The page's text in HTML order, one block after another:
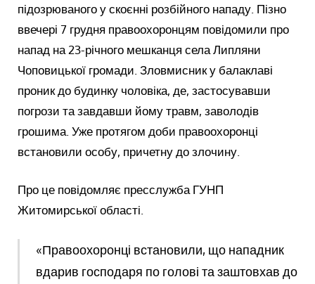
підозрюваного у скоєнні розбійного нападу. Пізно
ввечері 7 грудня правоохоронцям повідомили про
напад на 23-річного мешканця села Липляни
Чоповицької громади. Зловмисник у балаклаві
проник до будинку чоловіка, де, застосувавши
погрози та завдавши йому травм, заволодів
грошима. Уже протягом доби правоохоронці
встановили особу, причетну до злочину.
Про це повідомляє пресслужба ГУНП
Житомирської області.
«Правоохоронці встановили, що нападник
вдарив господаря по голові та заштовхав до